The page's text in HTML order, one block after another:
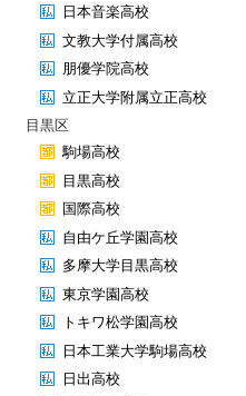
日本音楽高校
文教大学付属高校
朋優学院高校
立正大学附属立正高校
目黒区
駒場高校
目黒高校
国際高校
自由ケ丘学園高校
多摩大学目黒高校
東京学園高校
トキワ松学園高校
日本工業大学駒場高校
日出高校